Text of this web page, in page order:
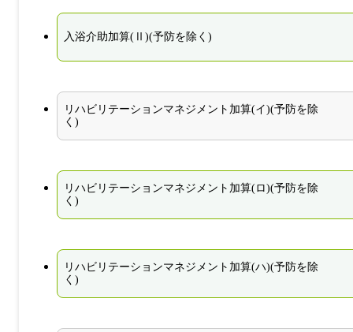
入浴介助加算(Ⅱ)(予防を除く)
リハビリテーションマネジメント加算(イ)(予防を除
く)
リハビリテーションマネジメント加算(ロ)(予防を除
く)
リハビリテーションマネジメント加算(ハ)(予防を除
く)